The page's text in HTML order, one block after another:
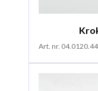
Art. nr. 04.0120.44